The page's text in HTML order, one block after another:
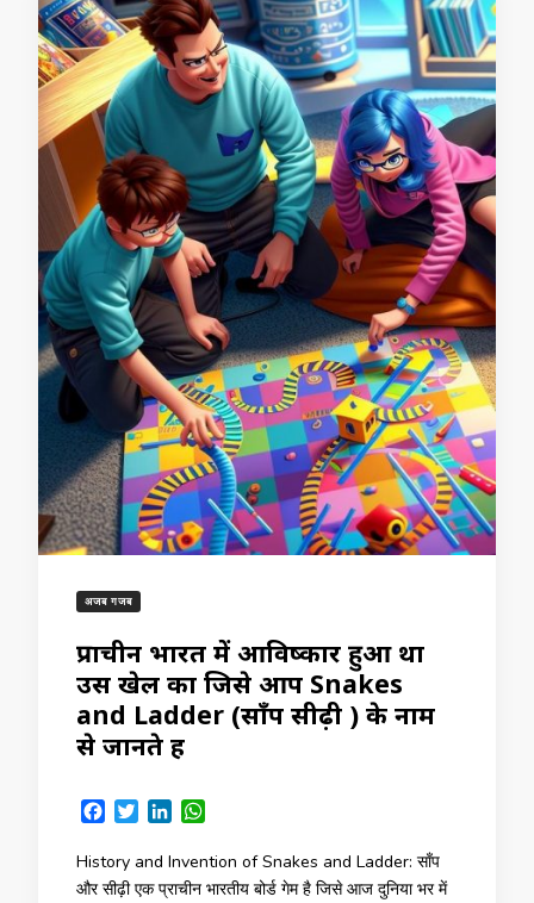
अजब गजब
प्राचीन भारत में आविष्कार हुआ था
उस खेल का जिसे आप Snakes
and Ladder (साँप सीढ़ी ) के नाम
से जानते हैं
Facebook
TwitterLinkedIn
History and Invention of Snakes and Ladder: साँप
और सीढ़ी एक प्राचीन भारतीय बोर्ड गेम है जिसे आज दुनिया भर में